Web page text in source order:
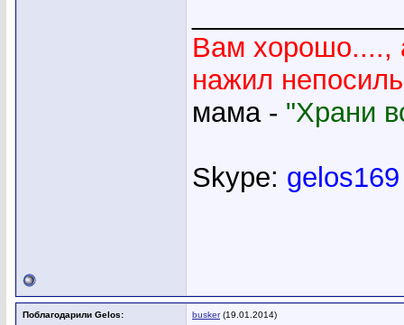
Вам хорошо....,
нажил
мама - "Храни
Skype: gelos169
Поблагодарили Gelos: busker(19.01.2014)